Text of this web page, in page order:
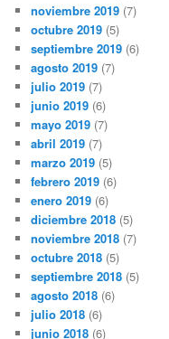
noviembre 2019 (7)
octubre 2019 (5)
septiembre 2019 (6)
agosto 2019 (7)
julio 2019 (7)
junio 2019 (6)
mayo 2019 (7)
abril 2019 (7)
marzo 2019 (5)
febrero 2019 (6)
enero 2019 (6)
diciembre 2018 (5)
noviembre 2018 (7)
octubre 2018 (5)
septiembre 2018 (5)
agosto 2018 (6)
julio 2018 (6)
junio 2018 (6)